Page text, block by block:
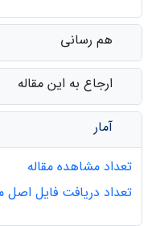
هم رسانی
ارجاع به این مقاله
آمار
تعداد مشاهده مقاله
تعداد دریافت فایل اصل